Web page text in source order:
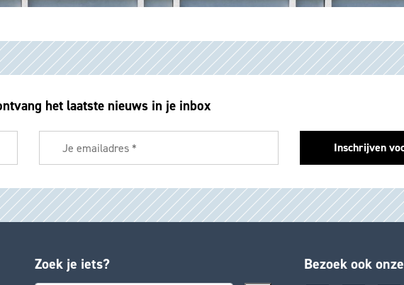
het laatste nieuws in je inbox
Zoek je iets? Bezoek ook onze